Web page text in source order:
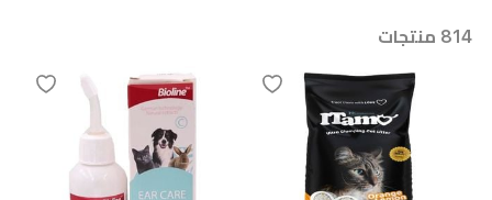
814 منتجات